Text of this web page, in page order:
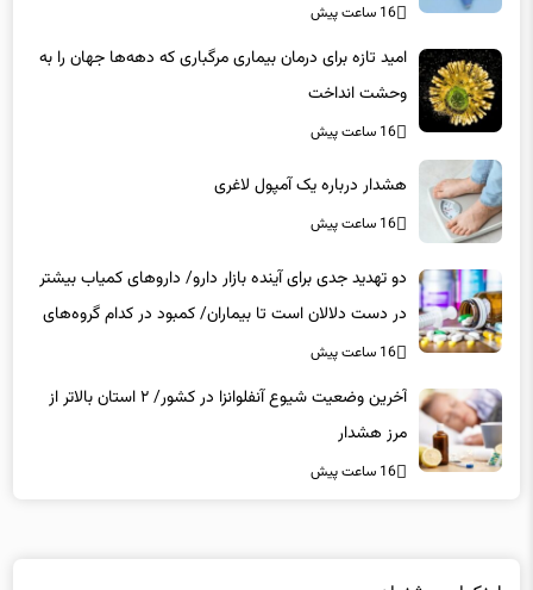
16 ساعت پیش
امید تازه برای درمان بیماری مرگباری که دهه‌ها جهان را به
وحشت انداخت
16 ساعت پیش
هشدار درباره یک آمپول لاغری
16 ساعت پیش
دو تهدید جدی برای آینده بازار دارو/ داروهای کمیاب بیشتر
در دست دلالان است تا بیماران/ کمبود در کدام گروه‌های
دارویی محسوس‌تر است؟
16 ساعت پیش
آخرین وضعیت شیوع آنفلوانزا در کشور/ ۲ استان بالاتر از
مرز هشدار
16 ساعت پیش